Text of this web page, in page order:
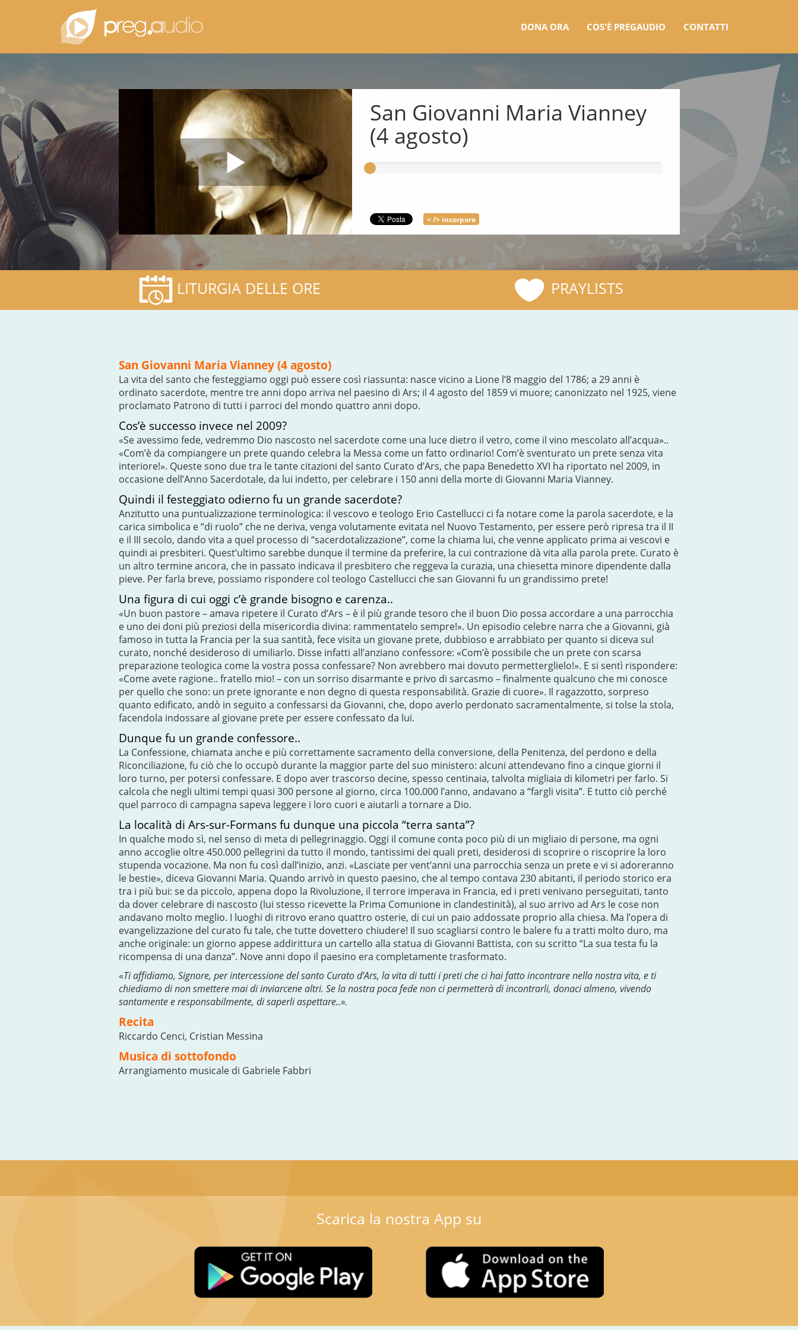
DONA ORA COS'È PREGAUDIO CONTATTI
San Giovanni Maria Vianney
(4 agosto)
< /> incorpora
LITURGIA DELLE ORE PRAYLISTS
San Giovanni Maria Vianney (4 agosto)
La vita del santo che festeggiamo oggi può essere così riassunta: nasce vicino a Lione l’8 maggio del 1786; a 29 anni è
ordinato sacerdote, mentre tre anni dopo arriva nel paesino di Ars; il 4 agosto del 1859 vi muore; canonizzato nel 1925, viene
proclamato Patrono di tutti i parroci del mondo quattro anni dopo.
Cos’è successo invece nel 2009?
«Se avessimo fede, vedremmo Dio nascosto nel sacerdote come una luce dietro il vetro, come il vino mescolato all’acqua»..
«Com’è da compiangere un prete quando celebra la Messa come un fatto ordinario! Com’è sventurato un prete senza vita
interiore!». Queste sono due tra le tante citazioni del santo Curato d’Ars, che papa Benedetto XVI ha riportato nel 2009, in
occasione dell’Anno Sacerdotale, da lui indetto, per celebrare i 150 anni della morte di Giovanni Maria Vianney.
Quindi il festeggiato odierno fu un grande sacerdote?
Anzitutto una puntualizzazione terminologica: il vescovo e teologo Erio Castellucci ci fa notare come la parola sacerdote, e la
carica simbolica e “di ruolo” che ne deriva, venga volutamente evitata nel Nuovo Testamento, per essere però ripresa tra il II
e il III secolo, dando vita a quel processo di “sacerdotalizzazione”, come la chiama lui, che venne applicato prima ai vescovi e
quindi ai presbiteri. Quest’ultimo sarebbe dunque il termine da preferire, la cui contrazione dà vita alla parola prete. Curato è
un altro termine ancora, che in passato indicava il presbitero che reggeva la curazia, una chiesetta minore dipendente dalla
pieve. Per farla breve, possiamo rispondere col teologo Castellucci che san Giovanni fu un grandissimo prete!
Una figura di cui oggi c’è grande bisogno e carenza..
«Un buon pastore – amava ripetere il Curato d’Ars – è il più grande tesoro che il buon Dio possa accordare a una parrocchia
e uno dei doni più preziosi della misericordia divina: rammentatelo sempre!». Un episodio celebre narra che a Giovanni, già
famoso in tutta la Francia per la sua santità, fece visita un giovane prete, dubbioso e arrabbiato per quanto si diceva sul
curato, nonché desideroso di umiliarlo. Disse infatti all’anziano confessore: «Com’è possibile che un prete con scarsa
preparazione teologica come la vostra possa confessare? Non avrebbero mai dovuto permetterglielo!». E si sentì rispondere:
«Come avete ragione.. fratello mio! – con un sorriso disarmante e privo di sarcasmo – finalmente qualcuno che mi conosce
per quello che sono: un prete ignorante e non degno di questa responsabilità. Grazie di cuore». Il ragazzotto, sorpreso
quanto edificato, andò in seguito a confessarsi da Giovanni, che, dopo averlo perdonato sacramentalmente, si tolse la stola,
facendola indossare al giovane prete per essere confessato da lui.
Dunque fu un grande confessore..
La Confessione, chiamata anche e più correttamente sacramento della conversione, della Penitenza, del perdono e della
Riconciliazione, fu ciò che lo occupò durante la maggior parte del suo ministero: alcuni attendevano fino a cinque giorni il
loro turno, per potersi confessare. E dopo aver trascorso decine, spesso centinaia, talvolta migliaia di kilometri per farlo. Si
calcola che negli ultimi tempi quasi 300 persone al giorno, circa 100.000 l’anno, andavano a “fargli visita”. E tutto ciò perché
quel parroco di campagna sapeva leggere i loro cuori e aiutarli a tornare a Dio.
La località di Ars-sur-Formans fu dunque una piccola “terra santa”?
In qualche modo sì, nel senso di meta di pellegrinaggio. Oggi il comune conta poco più di un migliaio di persone, ma ogni
anno accoglie oltre 450.000 pellegrini da tutto il mondo, tantissimi dei quali preti, desiderosi di scoprire o riscoprire la loro
stupenda vocazione. Ma non fu così dall’inizio, anzi. «Lasciate per vent’anni una parrocchia senza un prete e vi si adoreranno
le bestie», diceva Giovanni Maria. Quando arrivò in questo paesino, che al tempo contava 230 abitanti, il periodo storico era
tra i più bui: se da piccolo, appena dopo la Rivoluzione, il terrore imperava in Francia, ed i preti venivano perseguitati, tanto
da dover celebrare di nascosto (lui stesso ricevette la Prima Comunione in clandestinità), al suo arrivo ad Ars le cose non
andavano molto meglio. I luoghi di ritrovo erano quattro osterie, di cui un paio addossate proprio alla chiesa. Ma l’opera di
evangelizzazione del curato fu tale, che tutte dovettero chiudere! Il suo scagliarsi contro le balere fu a tratti molto duro, ma
anche originale: un giorno appese addirittura un cartello alla statua di Giovanni Battista, con su scritto “La sua testa fu la
ricompensa di una danza”. Nove anni dopo il paesino era completamente trasformato.
«Ti affidiamo, Signore, per intercessione del santo Curato d’Ars, la vita di tutti i preti che ci hai fatto incontrare nella nostra vita, e ti
chiediamo di non smettere mai di inviarcene altri. Se la nostra poca fede non ci permetterà di incontrarli, donaci almeno, vivendo
santamente e responsabilmente, di saperli aspettare..».
Recita
Riccardo Cenci, Cristian Messina
Musica di sottofondo
Arrangiamento musicale di Gabriele Fabbri
Scarica la nostra App su